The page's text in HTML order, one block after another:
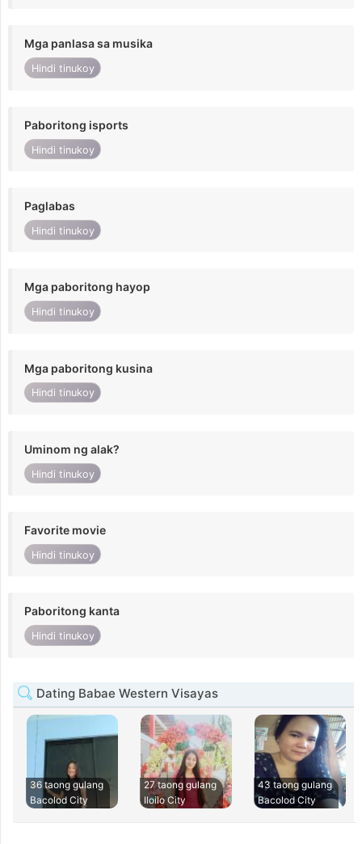
Mga panlasa sa musika
Hindi tinukoy
Paboritong isports
Hindi tinukoy
Paglabas
Hindi tinukoy
Mga paboritong hayop
Hindi tinukoy
Mga paboritong kusina
Hindi tinukoy
Uminom ng alak?
Hindi tinukoy
Favorite movie
Hindi tinukoy
Paboritong kanta
Hindi tinukoy
Dating Babae Western Visayas
36 taong gulang
Bacolod City
27 taong gulang
Iloilo City
43 taong gulang
Bacolod City